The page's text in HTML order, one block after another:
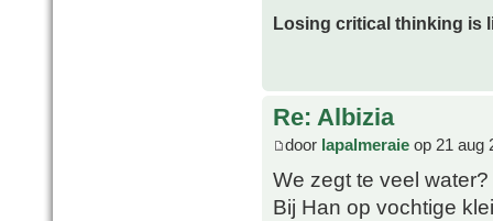
Losing critical thinking is
Re: Albizia
door lapalmeraie op 21 aug
We zegt te veel water?
Bij Han op vochtige